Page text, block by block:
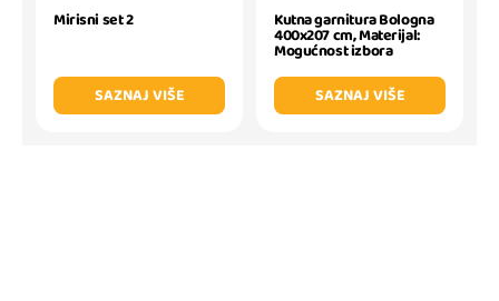
Mirisni set 2
SAZNAJ VIŠE
Kutna garnitura Bologna
400x207 cm, Materijal:
Mogućnost izbora
SAZNAJ VIŠE